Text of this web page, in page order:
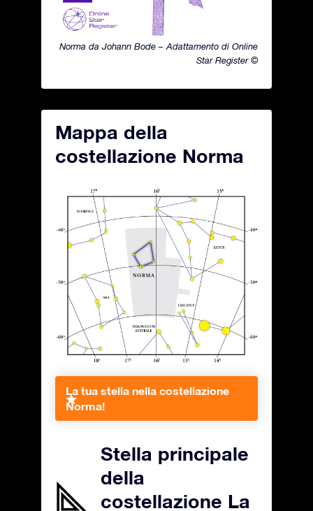
Norma da Johann Bode – Adattamento di Online
Star Register ©
Mappa della
costellazione Norma
La tua stella nella costellazione
Norma!
Stella principale
della
costellazione La